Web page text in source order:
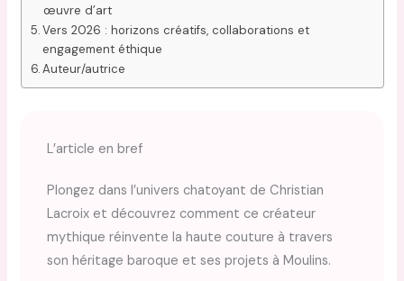
œuvre d’art
Vers 2026 : horizons créatifs, collaborations et
engagement éthique
Auteur/autrice
L’article en bref
Plongez dans l’univers chatoyant de Christian
Lacroix et découvrez comment ce créateur
mythique réinvente la haute couture à travers
son héritage baroque et ses projets à Moulins.